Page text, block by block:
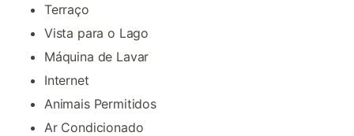
Terraço
Vista para o Lago
Máquina de Lavar
Internet
Animais Permitidos
Ar Condicionado